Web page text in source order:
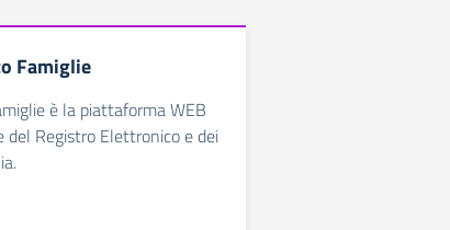
Famiglie
è la piattaforma WEB
del Registro Elettronico e dei